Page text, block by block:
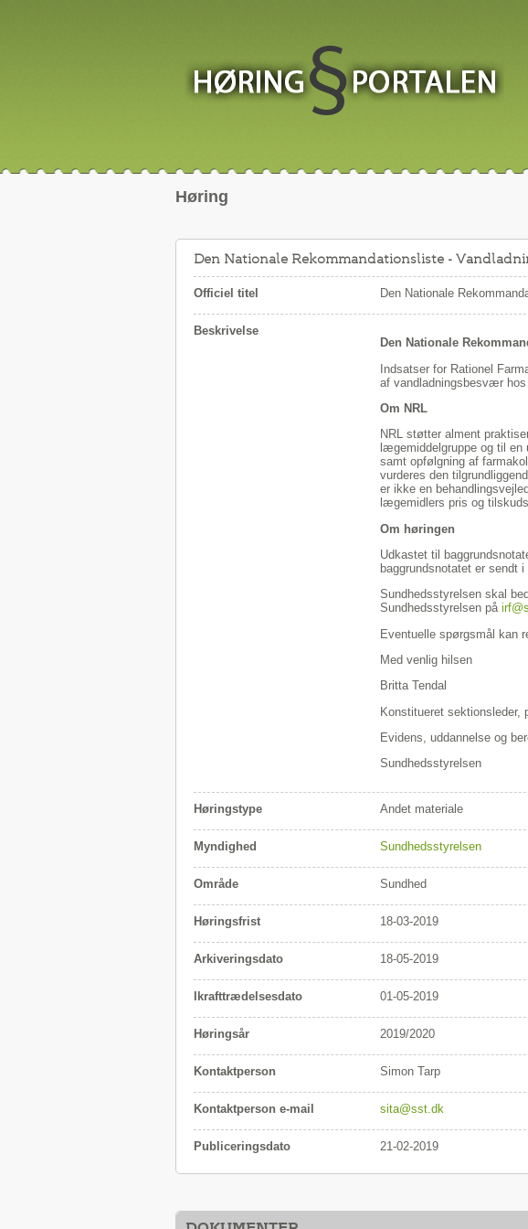
Høring
Den Nationale Rekommandationsliste -
Officiel titel Den Nationale
Beskrivelse
Den Nationale
Indsatser for Rationel
af vandladningsbesvær hos
Om NRL
NRL støtter alment
lægemiddelgruppe og til
samt opfølgning af
vurderes den
er ikke en
lægemidlers pris og
Om høringen
Udkastet til
baggrundsnotatet er sendt
Sundhedsstyrelsen skal
Sundhedsstyrelsen på
Eventuelle spørgsmål kan
Med venlig hilsen
Britta Tendal
Konstitueret sektionsleder,
Evidens, uddannelse og
Sundhedsstyrelsen
Høringstype Andet materiale
Myndighed Sundhedsstyrelsen
Område Sundhed
Høringsfrist 18-03-2019
Arkiveringsdato 18-05-2019
Ikrafttrædelsesdato 01-05-2019
Høringsår 2019/2020
Kontaktperson Simon Tarp
Kontaktperson e-mail sita@sst.dk
Publiceringsdato 21-02-2019